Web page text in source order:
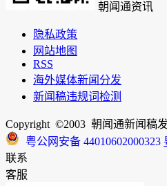
朝闻通资讯
隐私政策
网站地图
RSS
海外媒体新闻分发
新闻稿违规词检测
Copyright ©2003 朝闻通新闻稿
粤公网安备 44010602000323
联系
客服